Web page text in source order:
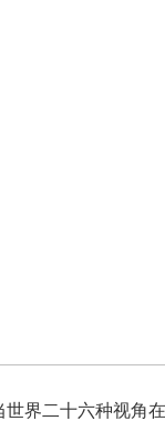
世界二十六种视角